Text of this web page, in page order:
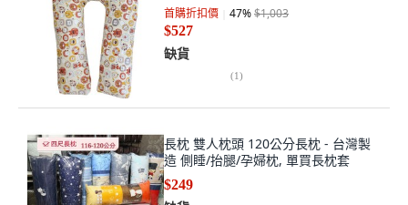
首購折扣價 47%$1,003
$527
缺貨
(1)
長枕 雙人枕頭 120公分長枕 - 台灣製
造 側睡/抬腿/孕婦枕, 單買長枕套
$249